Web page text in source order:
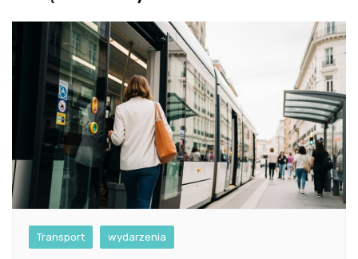
Transport wydarzenia